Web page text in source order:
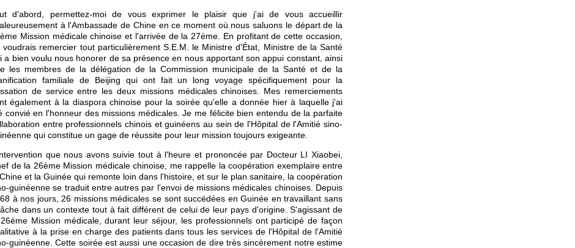
d'abord, permettez-moi de vous exprimer le plaisir que j'ai de vous accueillir
à l'Ambassade de Chine en ce moment où nous saluons le départ de la
Mission médicale chinoise et l'arrivée de la 27ème. En profitant de cette occasion,
voudrais remercier tout particulièrement S.E.M. le Ministre d'État, Ministre de la Santé
a bien voulu nous honorer de sa présence en nous apportant son appui constant, ainsi
les membres de la délégation de la Commission municipale de la Santé et de la
familiale de Beijing qui ont fait un long voyage spécifiquement pour la
de service entre les deux missions médicales chinoises. Mes remerciements
également à la diaspora chinoise pour la soirée qu'elle a donnée hier à laquelle j'ai
convié en l'honneur des missions médicales. Je me félicite bien entendu de la parfaite
entre professionnels chinois et guinéens au sein de l'Hôpital de l'Amitié sino-
qui constitue un gage de réussite pour leur mission toujours exigeante.
que nous avons suivie tout à l'heure et prononcée par Docteur LI Xiaobei,
de la 26ème Mission médicale chinoise, me rappelle la coopération exemplaire entre
et la Guinée qui remonte loin dans l'histoire, et sur le plan sanitaire, la coopération
guinéenne se traduit entre autres par l'envoi de missions médicales chinoises. Depuis
à nos jours, 26 missions médicales se sont succédées en Guinée en travaillant sans
dans un contexte tout à fait différent de celui de leur pays d'origine. S'agissant de
Mission médicale, durant leur séjour, les professionnels ont participé de façon
à la prise en charge des patients dans tous les services de l'Hôpital de l'Amitié
guinéenne. Cette soirée est aussi une occasion de dire très sincèrement notre estime